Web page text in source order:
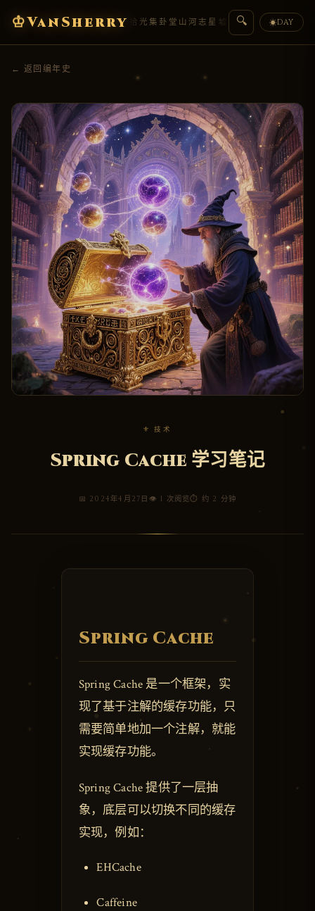
♔VanSherry
编年史典藏 拾光集卦堂 山河志 星墟 人物传 盟约
🔍 ☀DAY
← 返回编年史
⚜ 技术
Spring Cache 学习笔记
📅 2024年4月27日 👁 1 次阅览⏱ 约 2 分钟
Spring Cache
Spring Cache 是一个框架，实
现了基于注解的缓存功能，只
需要简单地加一个注解，就能
实现缓存功能。
Spring Cache 提供了一层抽
象，底层可以切换不同的缓存
实现，例如：
EHCache
Caffeine